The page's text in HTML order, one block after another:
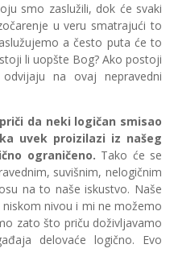
smo zaslužili, dok će svaki
u veru smatrajući to
a često puta će to
li uopšte Bog? Ako postoji
na ovaj nepravedni
da neki logičan smisao
uvek proizilazi iz našeg
ograničeno. Tako će se
suvišnim, nelogičnim
na to naše iskustvo. Naše
nivou i mi ne možemo
zato što priču doživljavamo
delovaće logično. Evo